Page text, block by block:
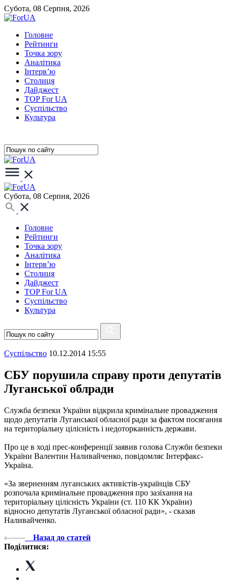
Субота, 08 Серпня, 2026
Головне
Рейтинги
Точка зору
Аналітика
Інтерв’ю
Столиця
Дайджест
TOP For UA
Суспiльство
Культура
Субота, 08 Серпня, 2026
Головне
Рейтинги
Точка зору
Аналітика
Інтерв’ю
Столиця
Дайджест
TOP For UA
Суспiльство
Культура
Суспiльство 10.12.2014 15:55
СБУ порушила справу проти депутатів
Луганської облради
Служба безпеки України відкрила кримінальне провадження
щодо депутатів Луганської обласної ради за фактом посягання
на територіальну цілісність і недоторканність держави.
Про це в ході прес-конференції заявив голова Служби безпеки
України Валентин Наливайченко, повідомляє Інтерфакс-
Україна.
«За зверненням луганських активістів-українців СБУ
розпочала кримінальне провадження про зазіхання на
територіальну цілісність України (ст. 110 КК України)
відносно депутатів Луганської обласної ради», - сказав
Наливайченко.
Назад до статей
Поділитися: